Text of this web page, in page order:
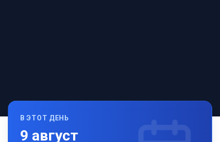
В ЭТОТ ДЕНЬ
9 август